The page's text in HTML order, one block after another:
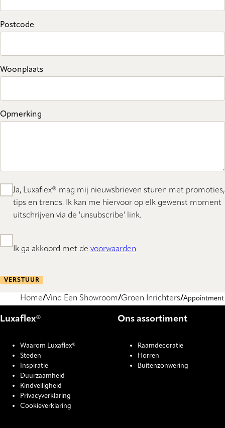
Postcode
Woonplaats
Opmerking
Ja, Luxaflex® mag mij nieuwsbrieven sturen met promoties,
tips en trends. Ik kan me hiervoor op elk gewenst moment
uitschrijven via de 'unsubscribe' link.
Ik ga akkoord met de voorwaarden
VERSTUUR
Home Vind Een Showroom Groen Inrichters Appointment
Luxaflex®
Waarom Luxaflex®
Steden
Inspiratie
Duurzaamheid
Kindveiligheid
Privacyverklaring
Cookieverklaring
Ons assortiment
Raamdecoratie
Horren
Buitenzonwering